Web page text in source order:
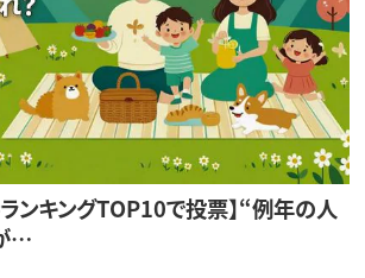
ンキングTOP10で投票】“例年の人
…